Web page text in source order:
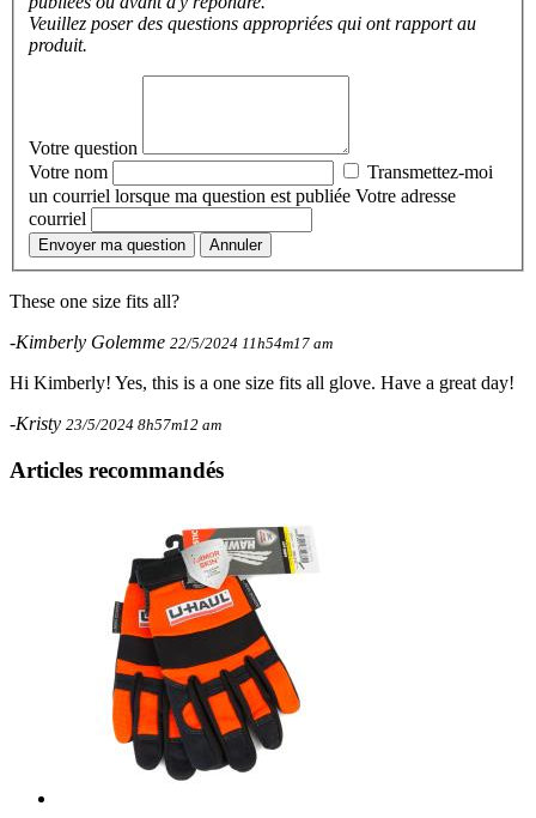
Veuillez poser des questions appropriées qui ont rapport au
produit.
Votre question
Votre nom
Transmettez-moi
un courriel lorsque ma question est publiée Votre adresse
courriel
Envoyer ma question Annuler
These one size fits all?
-Kimberly Golemme 22/5/2024 11h54m17 am
Hi Kimberly! Yes, this is a one size fits all glove. Have a great day!
-Kristy 23/5/2024 8h57m12 am
Articles recommandés